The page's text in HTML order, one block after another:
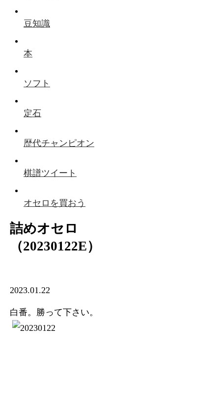
豆知識
本
ソフト
定石
歴代チャンピオン
棋譜ツイート
オセロを買おう
詰めオセロ
（20230122E）
2023.01.22
白番。勝って下さい。